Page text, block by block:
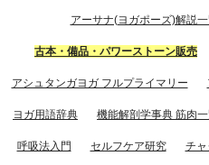
アーサナ(ヨガポーズ)解説
古本・備品・パワーストーン販売
アシュタンガヨガ フルプライマリー
ヨガ用語辞典 機能解剖学事典 筋肉
呼吸法入門 セルフケア研究 チ